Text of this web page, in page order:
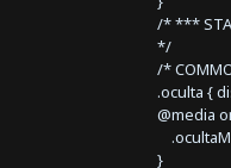
/* ***
*/
/*
.oculta {
@media
}